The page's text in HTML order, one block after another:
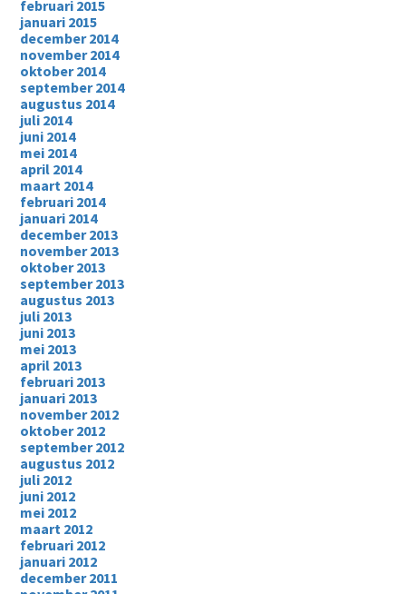
februari 2015
januari 2015
december 2014
november 2014
oktober 2014
september 2014
augustus 2014
juli 2014
juni 2014
mei 2014
april 2014
maart 2014
februari 2014
januari 2014
december 2013
november 2013
oktober 2013
september 2013
augustus 2013
juli 2013
juni 2013
mei 2013
april 2013
februari 2013
januari 2013
november 2012
oktober 2012
september 2012
augustus 2012
juli 2012
juni 2012
mei 2012
maart 2012
februari 2012
januari 2012
december 2011